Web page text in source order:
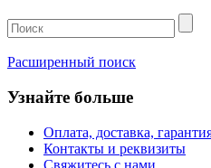
Расширенный поиск
Узнайте больше
Оплата, доставка,
Контакты и реквизиты
Свяжитесь с нами